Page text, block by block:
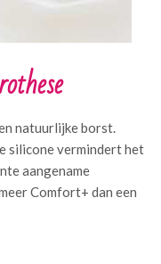
natuurlijke borst.
silicone vermindert het
aangename
Comfort+ dan een